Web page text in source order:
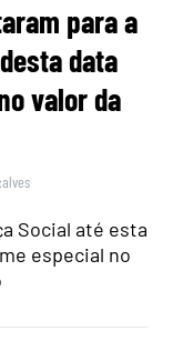
para a
data
valor da
Social até esta
especial no